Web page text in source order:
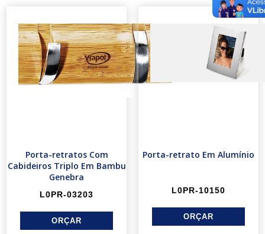
Porta-retratos Com
Cabideiros Triplo Em Bambu
Genebra
L0PR-03203
Porta-retrato Em Alumínio
L0PR-10150